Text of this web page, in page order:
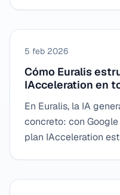
empresariales.
5 feb 2026
Cómo Euralis
IAcceleration en
En Euralis, la IA
concreto: con
plan IAcceleration
recorridos